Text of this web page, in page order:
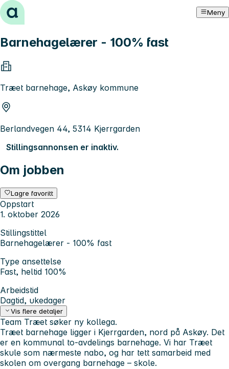
Hopp til innhold Meny
Barnehagelærer - 100% fast
Træet barnehage, Askøy kommune
Berlandvegen 44, 5314 Kjerrgarden
Stillingsannonsen er inaktiv.
Om jobben
Lagre favoritt
Oppstart
1. oktober 2026
Stillingstittel
Barnehagelærer - 100% fast
Type ansettelse
Fast, heltid 100%
Arbeidstid
Dagtid, ukedager
Vis flere detaljer
Team Træet søker ny kollega.
Træet barnehage ligger i Kjerrgarden, nord på Askøy. Det
er en kommunal to-avdelings barnehage. Vi har Træet
skule som nærmeste nabo, og har tett samarbeid med
skolen om overgang barnehage – skole.